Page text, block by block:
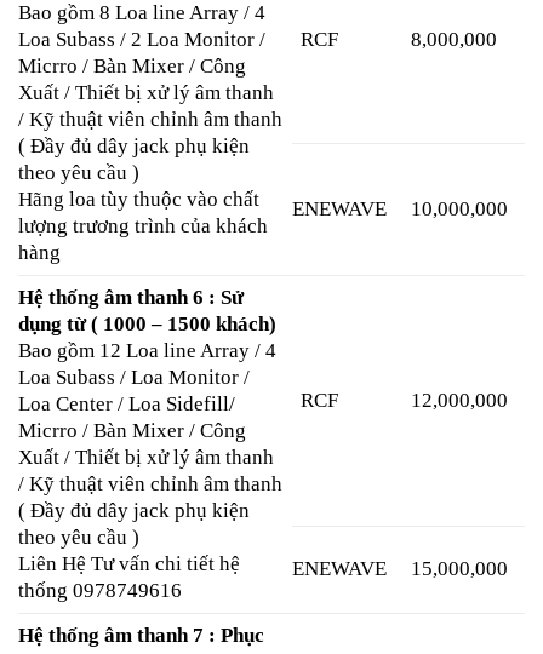
Bao gồm 8 Loa line Array / 4
Loa Subass / 2 Loa Monitor /
Micrro / Bàn Mixer / Công
Xuất / Thiết bị xử lý âm thanh
/ Kỹ thuật viên chỉnh âm thanh
( Đầy đủ dây jack phụ kiện
theo yêu cầu )
Hãng loa tùy thuộc vào chất
lượng trương trình của khách
hàng
RCF 8,000,000
ENEWAVE 10,000,000
Hệ thống âm thanh 6 : Sử
dụng từ ( 1000 – 1500 khách)
Bao gồm 12 Loa line Array / 4
Loa Subass / Loa Monitor /
Loa Center / Loa Sidefill/
Micrro / Bàn Mixer / Công
Xuất / Thiết bị xử lý âm thanh
/ Kỹ thuật viên chỉnh âm thanh
( Đầy đủ dây jack phụ kiện
theo yêu cầu )
Liên Hệ Tư vấn chi tiết hệ
thống 0978749616
RCF 12,000,000
ENEWAVE 15,000,000
Hệ thống âm thanh 7 : Phục